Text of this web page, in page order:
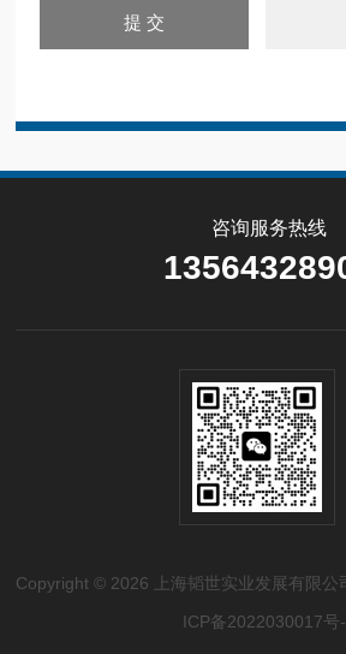
咨询服务热线
Copyright © 2026 上海韬世实业发展有限
ICP备2022030017号